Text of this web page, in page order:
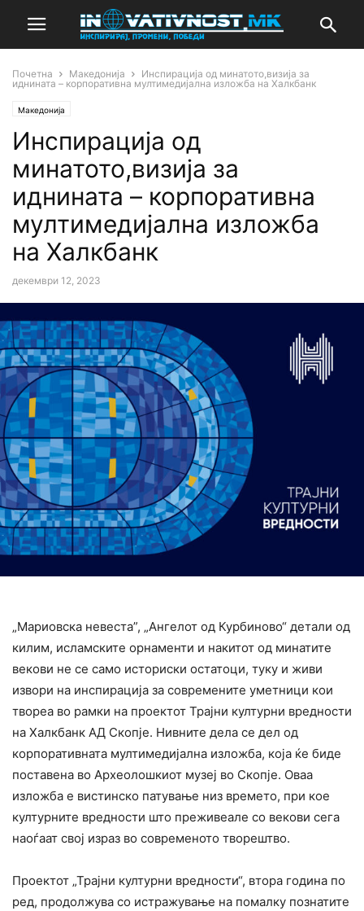
Почетна Македонија
Инспирација од минатото,визија за
иднината – корпоративна мултимедијална изложба на Халкбанк
Македонија
Инспирација од
минатото,визија за
иднината – корпоративна
мултимедијална изложба
на Халкбанк
декември 12, 2023
„Мариовска невеста”, „Ангелот од Курбиново“ детали од
килим, исламските орнаменти и накитот од минатите
векови не се само историски остатоци, туку и живи
извори на инспирација за современите уметници кои
твореа во рамки на проектот Трајни културни вредности
на Халкбанк АД Скопје. Нивните дела се дел од
корпоративната мултимедијална изложба, која ќе биде
поставена во Археолошкиот музеј во Скопје. Оваа
изложба е вистинско патување низ времето, при кое
културните вредности што преживеале со векови сега
наоѓаат свој израз во современото творештво.
Проектот „Трајни културни вредности“, втора година по
ред, продолжува со истражување на помалку познатите